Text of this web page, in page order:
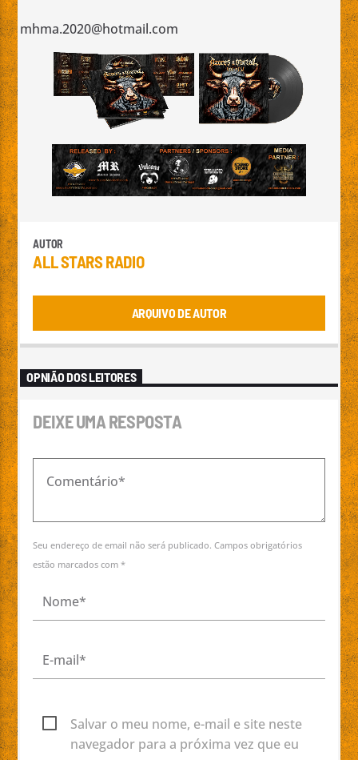
mhma.2020@hotmail.com
AUTOR
ALL STARS RADIO
ARQUIVO DE AUTOR
OPNIÃO DOS LEITORES
DEIXE UMA RESPOSTA
Seu endereço de email não será publicado. Campos obrigatórios
estão marcados com *
Salvar o meu nome, e-mail e site neste
navegador para a próxima vez que eu